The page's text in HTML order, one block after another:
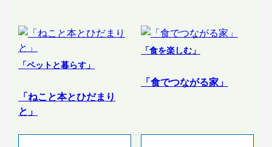
「ペットと暮らす」
「ねこと本とひだまり
と」
「食を楽しむ」
「食でつながる家」